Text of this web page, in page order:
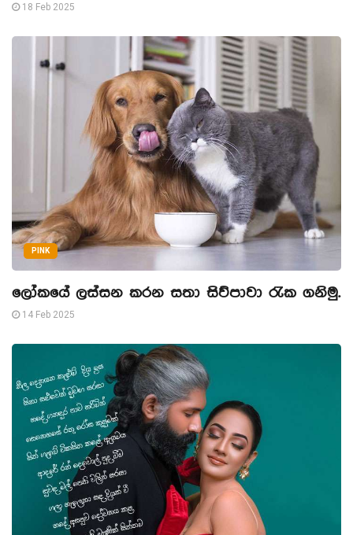
18 Feb 2025
PINK
ලෝකයේ ලස්සන කරන සතා සිව්පාවා රැක ගනිමු.
14 Feb 2025